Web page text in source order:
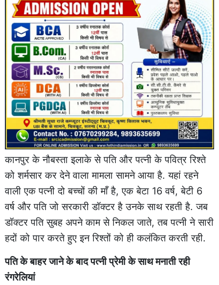
कानपुर के नौबस्ता इलाके से पति और पत्नी के पवित्र रिश्ते
को शर्मसार कर देने वाला मामला सामने आया है. यहां रहने
वाली एक पत्नी दो बच्चों की माँ है, एक बेटा 16 वर्ष, बेटी 6
वर्ष और पति जो सरकारी डॉक्टर है उनके साथ रहती है. जब
डॉक्टर पति सुबह अपने काम से निकल जाते, तब पत्नी ने सारी
हदों को पार करते हुए इन रिश्तों को ही कलंकित करती रही.
पति के बाहर जाने के बाद पत्नी प्रेमी के साथ मनाती रही
रंगरेलियां